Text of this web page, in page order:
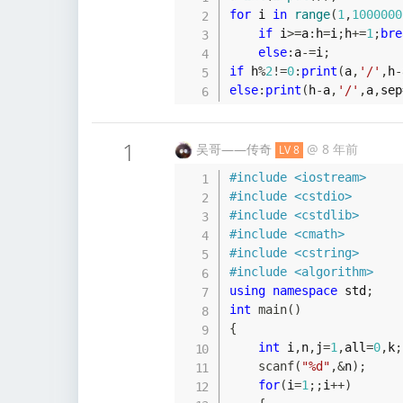
for i in range(1 ,1000000
if i>=a: h=i ; h+=1 ;
else: a-=i ;
if h%2 !=0: print (a, '/' , h-
else: print ( h-a, '/' ,a,sep
1 吴哥——传奇 LV 8 @ 8 年前
#include <iostream>
#include <cstdio>
#include <cstdlib>
#include <cmath>
#include <cstring>
#include <algorithm>
using namespace std ;
int main( )
{
int i ,n, j=1 ,all=0, k;
scanf( "%d" ,&n) ;
for(i=1 ; ;i++)